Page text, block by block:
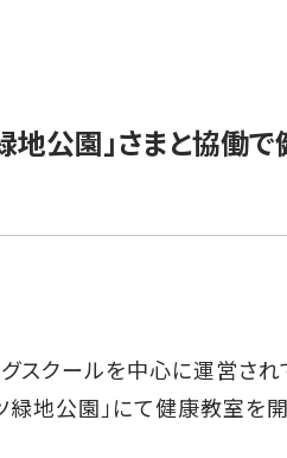
地公園」さまと協働
スクールを中心に運営さ
緑地公園」にて健康教室を